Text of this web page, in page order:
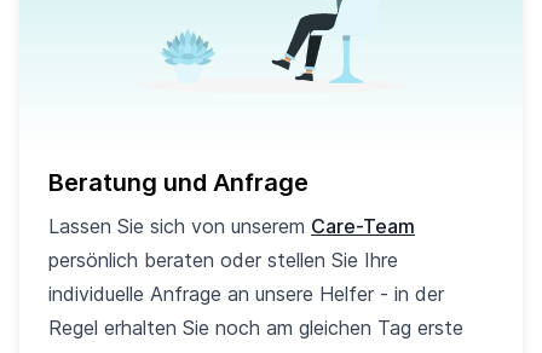
Beratung und Anfrage
Lassen Sie sich von unserem Care-Team
persönlich beraten oder stellen Sie Ihre
individuelle Anfrage an unsere Helfer - in der
Regel erhalten Sie noch am gleichen Tag erste